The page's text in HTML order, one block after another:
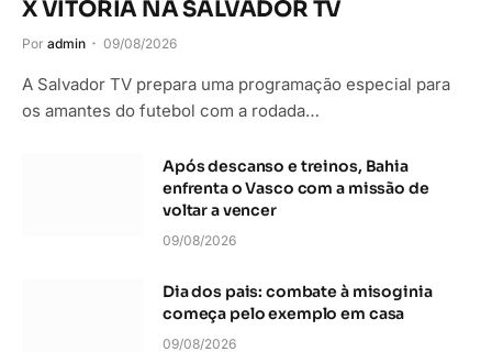
X VITÓRIA NA SALVADOR TV
Por admin 09/08/2026
A Salvador TV prepara uma programação especial para
os amantes do futebol com a rodada…
Após descanso e treinos, Bahia
enfrenta o Vasco com a missão de
voltar a vencer
09/08/2026
Dia dos pais: combate à misoginia
começa pelo exemplo em casa
09/08/2026